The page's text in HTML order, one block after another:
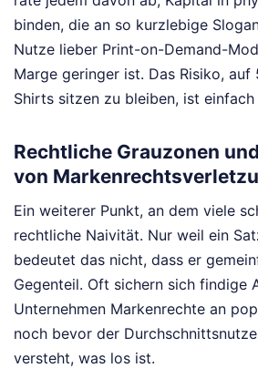
binden, die an so kurzlebige
Nutze lieber Print-on-Demand-
Marge geringer ist. Das Risiko,
Shirts sitzen zu bleiben, ist einfach
Rechtliche Grauzonen
von
Ein weiterer Punkt, an dem viele
rechtliche Naivität. Nur weil ein
bedeutet das nicht, dass er
Gegenteil. Oft sichern sich findige
Unternehmen Markenrechte an
noch bevor der
versteht, was los ist.